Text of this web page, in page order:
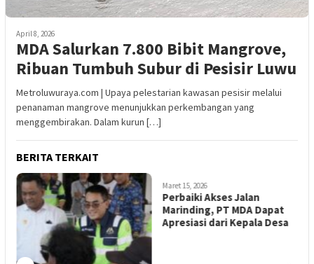
April 8, 2026
MDA Salurkan 7.800 Bibit Mangrove,
Ribuan Tumbuh Subur di Pesisir Luwu
Metroluwuraya.com | Upaya pelestarian kawasan pesisir melalui
penanaman mangrove menunjukkan perkembangan yang
menggembirakan. Dalam kurun […]
BERITA TERKAIT
Maret 15, 2026
Perbaiki Akses Jalan
Marinding, PT MDA Dapat
Apresiasi dari Kepala Desa